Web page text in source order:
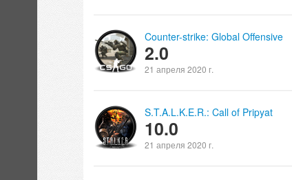
Counter-strike: Global Offensive
2.0
21 апреля 2020 г.
S.T.A.L.K.E.R.: Call of Pripyat
10.0
21 апреля 2020 г.